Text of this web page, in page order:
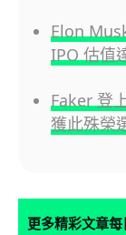
Elon
IPO 估值
Faker 登
獲此殊榮
更多精彩文章